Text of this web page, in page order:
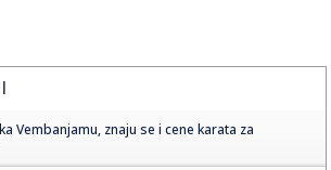
Vembanjamu, znaju se i cene karata za